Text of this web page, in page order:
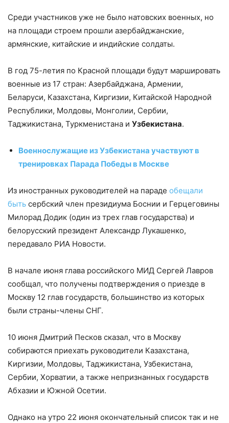
Среди участников уже не было натовских военных, но
на площади строем прошли азербайджанские,
армянские, китайские и индийские солдаты.
В год 75-летия по Красной площади будут маршировать
военные из 17 стран: Азербайджана, Армении,
Беларуси, Казахстана, Киргизии, Китайской Народной
Республики, Молдовы, Монголии, Сербии,
Таджикистана, Туркменистана и Узбекистана.
Военнослужащие из Узбекистана участвуют в
тренировках Парада Победы в Москве
Из иностранных руководителей на параде обещали
быть сербский член президиума Боснии и Герцеговины
Милорад Додик (один из трех глав государства) и
белорусский президент Александр Лукашенко,
передавало РИА Новости.
В начале июня глава российского МИД Сергей Лавров
сообщал, что получены подтверждения о приезде в
Москву 12 глав государств, большинство из которых
были страны-члены СНГ.
10 июня Дмитрий Песков сказал, что в Москву
собираются приехать руководители Казахстана,
Киргизии, Молдовы, Таджикистана, Узбекистана,
Сербии, Хорватии, а также непризнанных государств
Абхазии и Южной Осетии.
Однако на утро 22 июня окончательный список так и не